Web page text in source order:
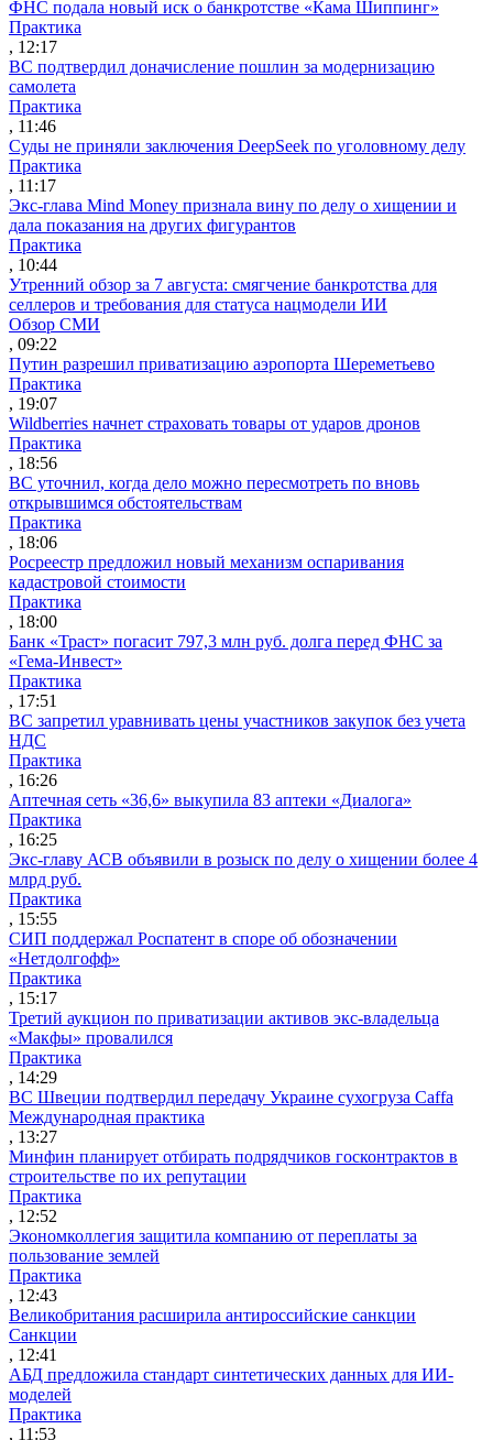
ФНС подала новый иск о банкротстве «Кама Шиппинг»
Практика
, 12:17
ВС подтвердил доначисление пошлин за модернизацию
самолета
Практика
, 11:46
Суды не приняли заключения DeepSeek по уголовному делу
Практика
, 11:17
Экс-глава Mind Money признала вину по делу о хищении и
дала показания на других фигурантов
Практика
, 10:44
Утренний обзор за 7 августа: смягчение банкротства для
селлеров и требования для статуса нацмодели ИИ
Обзор СМИ
, 09:22
Путин разрешил приватизацию аэропорта Шереметьево
Практика
, 19:07
Wildberries начнет страховать товары от ударов дронов
Практика
, 18:56
ВС уточнил, когда дело можно пересмотреть по вновь
открывшимся обстоятельствам
Практика
, 18:06
Росреестр предложил новый механизм оспаривания
кадастровой стоимости
Практика
, 18:00
Банк «Траст» погасит 797,3 млн руб. долга перед ФНС за
«Гема-Инвест»
Практика
, 17:51
ВС запретил уравнивать цены участников закупок без учета
НДС
Практика
, 16:26
Аптечная сеть «36,6» выкупила 83 аптеки «Диалога»
Практика
, 16:25
Экс-главу АСВ объявили в розыск по делу о хищении более 4
млрд руб.
Практика
, 15:55
СИП поддержал Роспатент в споре об обозначении
«Нетдолгофф»
Практика
, 15:17
Третий аукцион по приватизации активов экс-владельца
«Макфы» провалился
Практика
, 14:29
ВС Швеции подтвердил передачу Украине сухогруза Caffa
Международная практика
, 13:27
Минфин планирует отбирать подрядчиков госконтрактов в
строительстве по их репутации
Практика
, 12:52
Экономколлегия защитила компанию от переплаты за
пользование землей
Практика
, 12:43
Великобритания расширила антироссийские санкции
Санкции
, 12:41
АБД предложила стандарт синтетических данных для ИИ-
моделей
Практика
, 11:53